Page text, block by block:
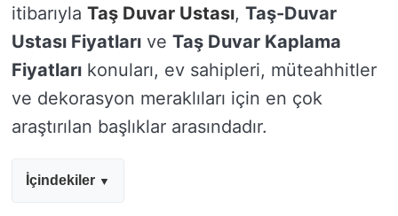
itibarıyla Taş Duvar Ustası, Taş-Duvar
Ustası Fiyatları ve Taş Duvar Kaplama
Fiyatları konuları, ev sahipleri, müteahhitler
ve dekorasyon meraklıları için en çok
araştırılan başlıklar arasındadır.
İçindekiler